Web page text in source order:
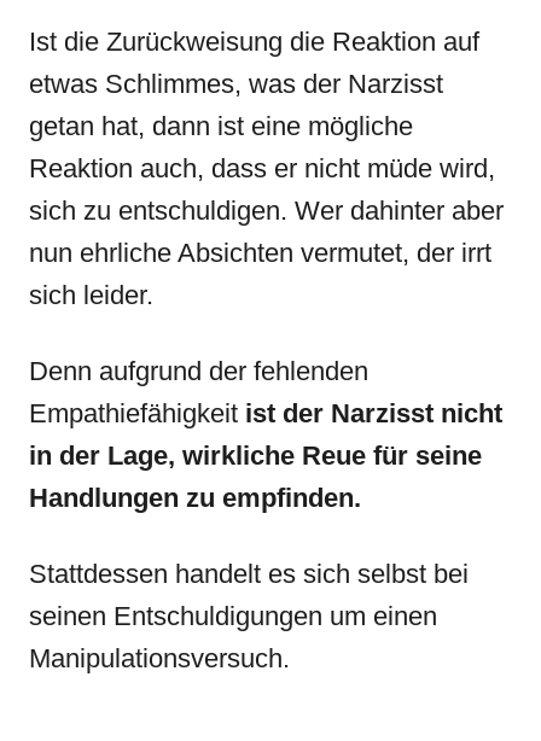
Ist die Zurückweisung die Reaktion auf
etwas Schlimmes, was der Narzisst
getan hat, dann ist eine mögliche
Reaktion auch, dass er nicht müde wird,
sich zu entschuldigen. Wer dahinter aber
nun ehrliche Absichten vermutet, der irrt
sich leider.
Denn aufgrund der fehlenden
Empathiefähigkeit ist der Narzisst nicht
in der Lage, wirkliche Reue für seine
Handlungen zu empfinden.
Stattdessen handelt es sich selbst bei
seinen Entschuldigungen um einen
Manipulationsversuch.